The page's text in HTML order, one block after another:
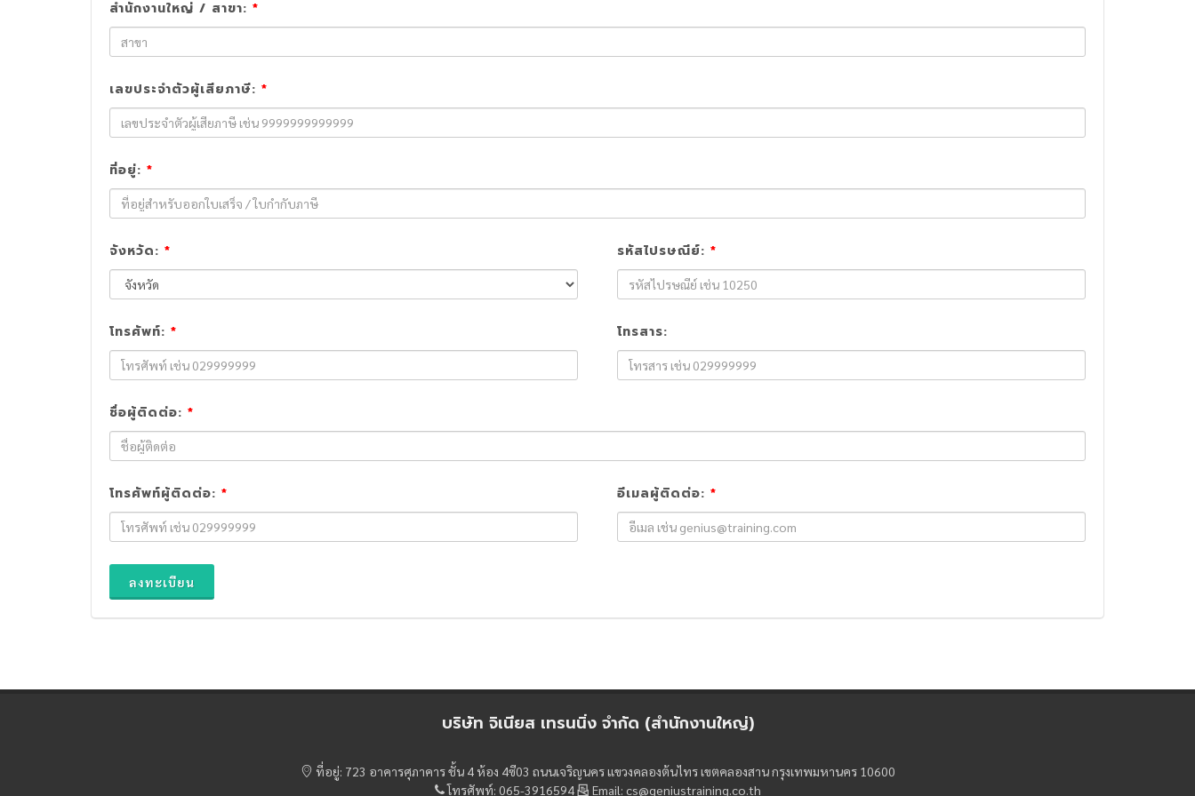
สำนักงานใหญ่ / สาขา: *
เลขประจำตัวผู้เสียภาษี: *
ที่อยู่: *
จังหวัด: * รหัสไปรษณีย์: *
โทรศัพท์: * โทรสาร:
ชื่อผู้ติดต่อ: *
โทรศัพท์ผู้ติดต่อ: * อีเมลผู้ติดต่อ: *
ลงทะเบียน
บริษัท จิเนียส เทรนนิ่ง จำกัด (สำนักงานใหญ่)
ที่อยู่: 723 อาคารศุภาคาร ชั้น 4 ห้อง 4ซี03 ถนนเจริญนคร แขวงคลองต้นไทร เขตคลองสาน กรุงเทพมหานคร 10600
โทรศัพท์: 065-3916594
Email: cs@geniustraining.co.th